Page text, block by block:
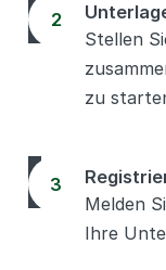
2
Stellen
zu
3
Melden
Ihre